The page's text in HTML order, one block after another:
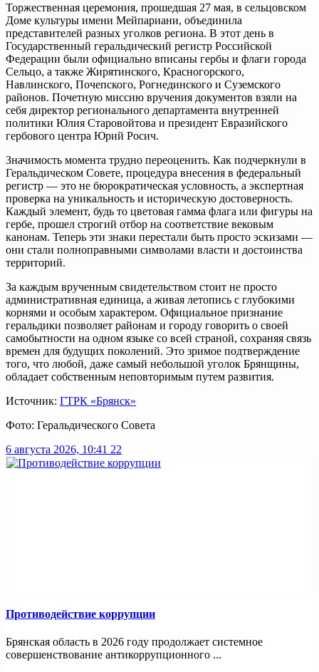
Торжественная церемония, прошедшая 27 мая, в сельцовском
Доме культуры имени Мейпариани, объединила
представителей разных уголков региона. В этот день в
Государственный геральдический регистр Российской
Федерации были официально вписаны гербы и флаги города
Сельцо, а также Жирятинского, Красногорского,
Навлинского, Почепского, Рогнединского и Суземского
районов. Почетную миссию вручения документов взяли на
себя директор регионального департамента внутренней
политики Юлия Старовойтова и президент Евразийского
гербового центра Юрий Росич.
Значимость момента трудно переоценить. Как подчеркнули в
Геральдическом Совете, процедура внесения в федеральный
регистр — это не бюрократическая условность, а экспертная
проверка на уникальность и историческую достоверность.
Каждый элемент, будь то цветовая гамма флага или фигуры на
гербе, прошел строгий отбор на соответствие вековым
канонам. Теперь эти знаки перестали быть просто эскизами —
они стали полноправными символами власти и достоинства
территорий.
За каждым врученным свидетельством стоит не просто
административная единица, а живая летопись с глубокими
корнями и особым характером. Официальное признание
геральдики позволяет районам и городу говорить о своей
самобытности на одном языке со всей страной, сохраняя связь
времен для будущих поколений. Это зримое подтверждение
того, что любой, даже самый небольшой уголок Брянщины,
обладает собственным неповторимым путем развития.
Источник: ГТРК «Брянск»
Фото: Геральдического Совета
6 августа 2026, 10:41 22
Противодействие коррупции
Брянская область в 2026 году продолжает системное
совершенствование антикоррупционного ...